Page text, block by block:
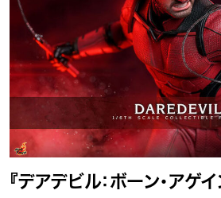
『デアデビル：ボーン・アゲ